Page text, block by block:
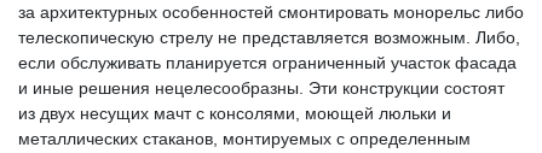
за архитектурных особенностей смонтировать монорельс либо
телескопическую стрелу не представляется возможным. Либо,
если обслуживать планируется ограниченный участок фасада
и иные решения нецелесообразны. Эти конструкции состоят
из двух несущих мачт с консолями, моющей люльки и
металлических стаканов, монтируемых с определенным